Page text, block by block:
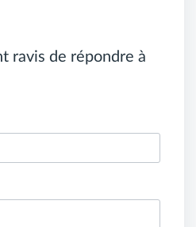
ravis de répondre à